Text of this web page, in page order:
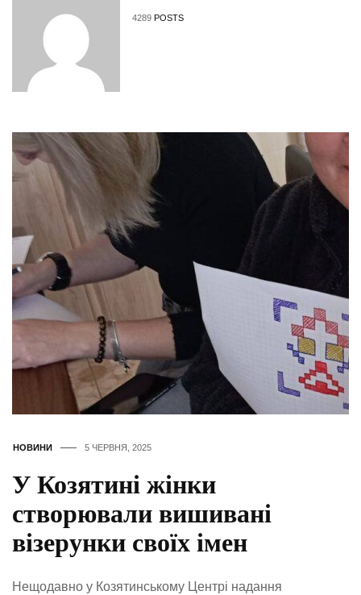
4289 POSTS
НОВИНИ 5 ЧЕРВНЯ, 2025
У Козятині жінки
створювали вишивані
візерунки своїх імен
Нещодавно у Козятинському Центрі надання